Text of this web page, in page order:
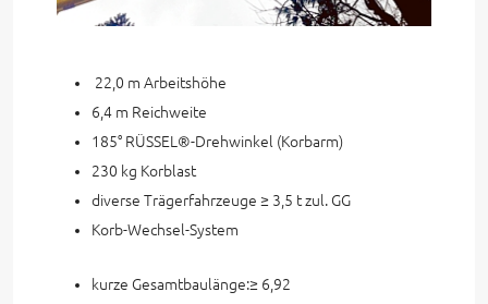
22,0 m Arbeitshöhe
6,4 m Reichweite
185° RÜSSEL®-Drehwinkel (Korbarm)
230 kg Korblast
diverse Trägerfahrzeuge ≥ 3,5 t zul. GG
Korb-Wechsel-System
kurze Gesamtbaulänge:≥ 6,92